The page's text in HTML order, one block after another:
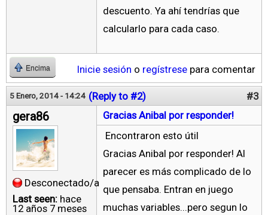
descuento. Ya ahí tendrías que
calcularlo para cada caso.
Encima Inicie sesión o regístrese para comentar
5 Enero, 2014 - 14:24 (Reply to #2) #3
gera86
Desconectado/a
Last seen: hace
12 años 7 meses
Gracias Anibal por responder!
Encontraron esto útil
Gracias Anibal por responder! Al
parecer es más complicado de lo
que pensaba. Entran en juego
muchas variables...pero segun lo